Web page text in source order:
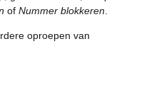
of Nummer blokkeren
oproepen van